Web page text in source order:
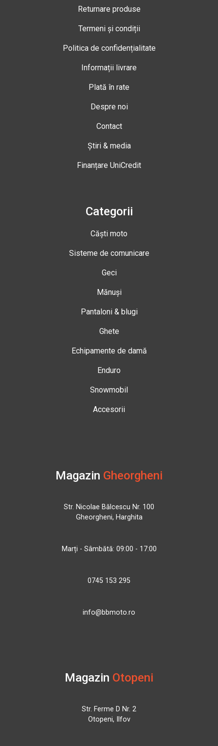
Returnare produse
Termeni și condiții
Politica de confidențialitate
Informații livrare
Plată în rate
Despre noi
Contact
Știri & media
Finanțare UniCredit
Categorii
Căști moto
Sisteme de comunicare
Geci
Mănuși
Pantaloni & blugi
Ghete
Echipamente de damă
Enduro
Snowmobil
Accesorii
Magazin Gheorgheni
Str. Nicolae Bălcescu Nr. 100
Gheorgheni, Harghita
Marți - Sâmbătă: 09:00 - 17:00
0745 153 295
info@bbmoto.ro
Magazin Otopeni
Str. Ferme D Nr. 2
Otopeni, Ilfov